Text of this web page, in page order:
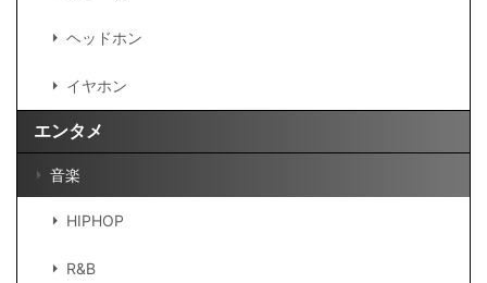
ヘッドホン
イヤホン
エンタメ
音楽
HIPHOP
R&B